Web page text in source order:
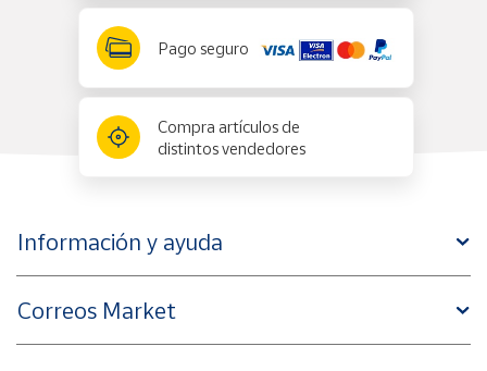
Pago seguro
Compra artículos de
distintos vendedores
Información y ayuda
Correos Market